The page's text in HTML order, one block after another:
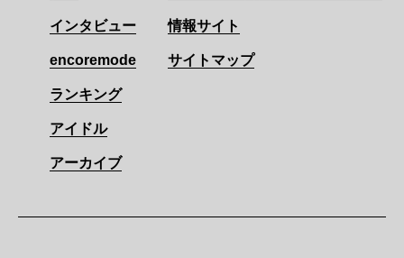
インタビュー
encoremode
ランキング
アイドル
アーカイブ
情報サイト
サイトマップ